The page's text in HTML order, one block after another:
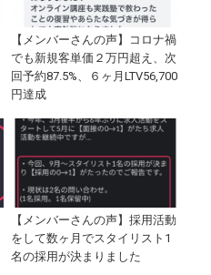
【メンバーさんの声】コロナ禍
でも新規客単価２万円超え、次
回予約87.5%、６ヶ月LTV56,700
円達成
【メンバーさんの声】採用活動
をして数ヶ月でスタイリスト1
名の採用が決まりました